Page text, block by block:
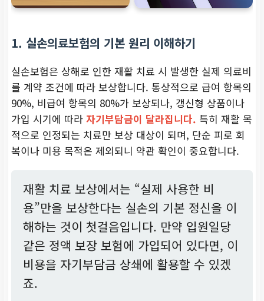
1. 실손의료보험의 기본 원리 이해하기
실손보험은 상해로 인한 재활 치료 시 발생한 실제 의료비
를 계약 조건에 따라 보상합니다. 통상적으로 급여 항목의
90%, 비급여 항목의 80%가 보상되나, 갱신형 상품이나
가입 시기에 따라 자기부담금이 달라집니다. 특히 재활 목
적으로 인정되는 치료만 보상 대상이 되며, 단순 피로 회
복이나 미용 목적은 제외되니 약관 확인이 중요합니다.
재활 치료 보상에서는 “실제 사용한 비
용”만을 보상한다는 실손의 기본 정신을 이
해하는 것이 첫걸음입니다. 만약 입원일당
같은 정액 보장 보험에 가입되어 있다면, 이
비용을 자기부담금 상쇄에 활용할 수 있겠
죠.